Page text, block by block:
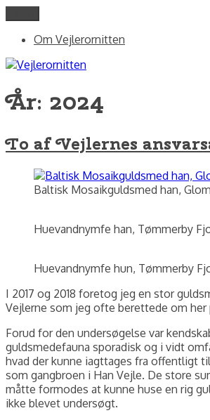
indhold
Vejlerornitten
fotos og skriblerier af Jørgen Peter
Om Vejlerornitten
År: 2024
To af Vejlernes
Baltisk Mosaikguldsmed han,
Huevandnymfe han, Tømmerby
Huevandnymfe hun, Tømmerby
I 2017 og 2018 foretog jeg en stor
Vejlerne som jeg ofte berettede om her
Forud for den undersøgelse var
guldsmedefauna sporadisk og i vidt
hvad der kunne iagttages fra offentligt
som gangbroen i Han Vejle. De store
måtte formodes at kunne huse en rig
ikke blevet undersøgt.